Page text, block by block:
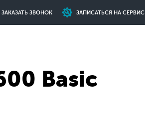
ЗАКАЗАТЬ ЗВОНОК ЗАПИСАТЬСЯ НА СЕРВИС
Basic